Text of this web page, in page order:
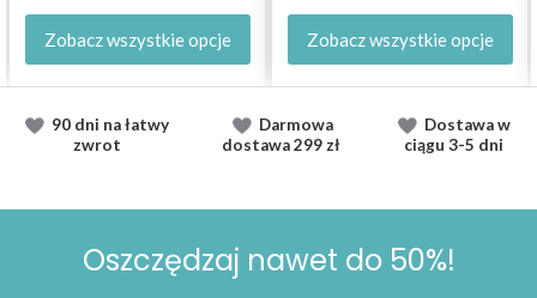
Zobacz wszystkie opcje Zobacz wszystkie opcje
90 dni na łatwy
zwrot
Darmowa
dostawa299 zł
Dostawaw
ciągu 3-5 dni
Oszczędzaj nawet do 50%!